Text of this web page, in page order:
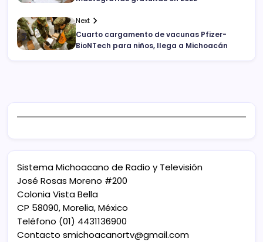
Next
Cuarto cargamento de vacunas Pfizer-
BioNTech para niños, llega a Michoacán
Sistema Michoacano de Radio y Televisión
José Rosas Moreno #200
Colonia Vista Bella
CP 58090, Morelia, México
Teléfono (01) 4431136900
Contacto smichoacanortv@gmail.com